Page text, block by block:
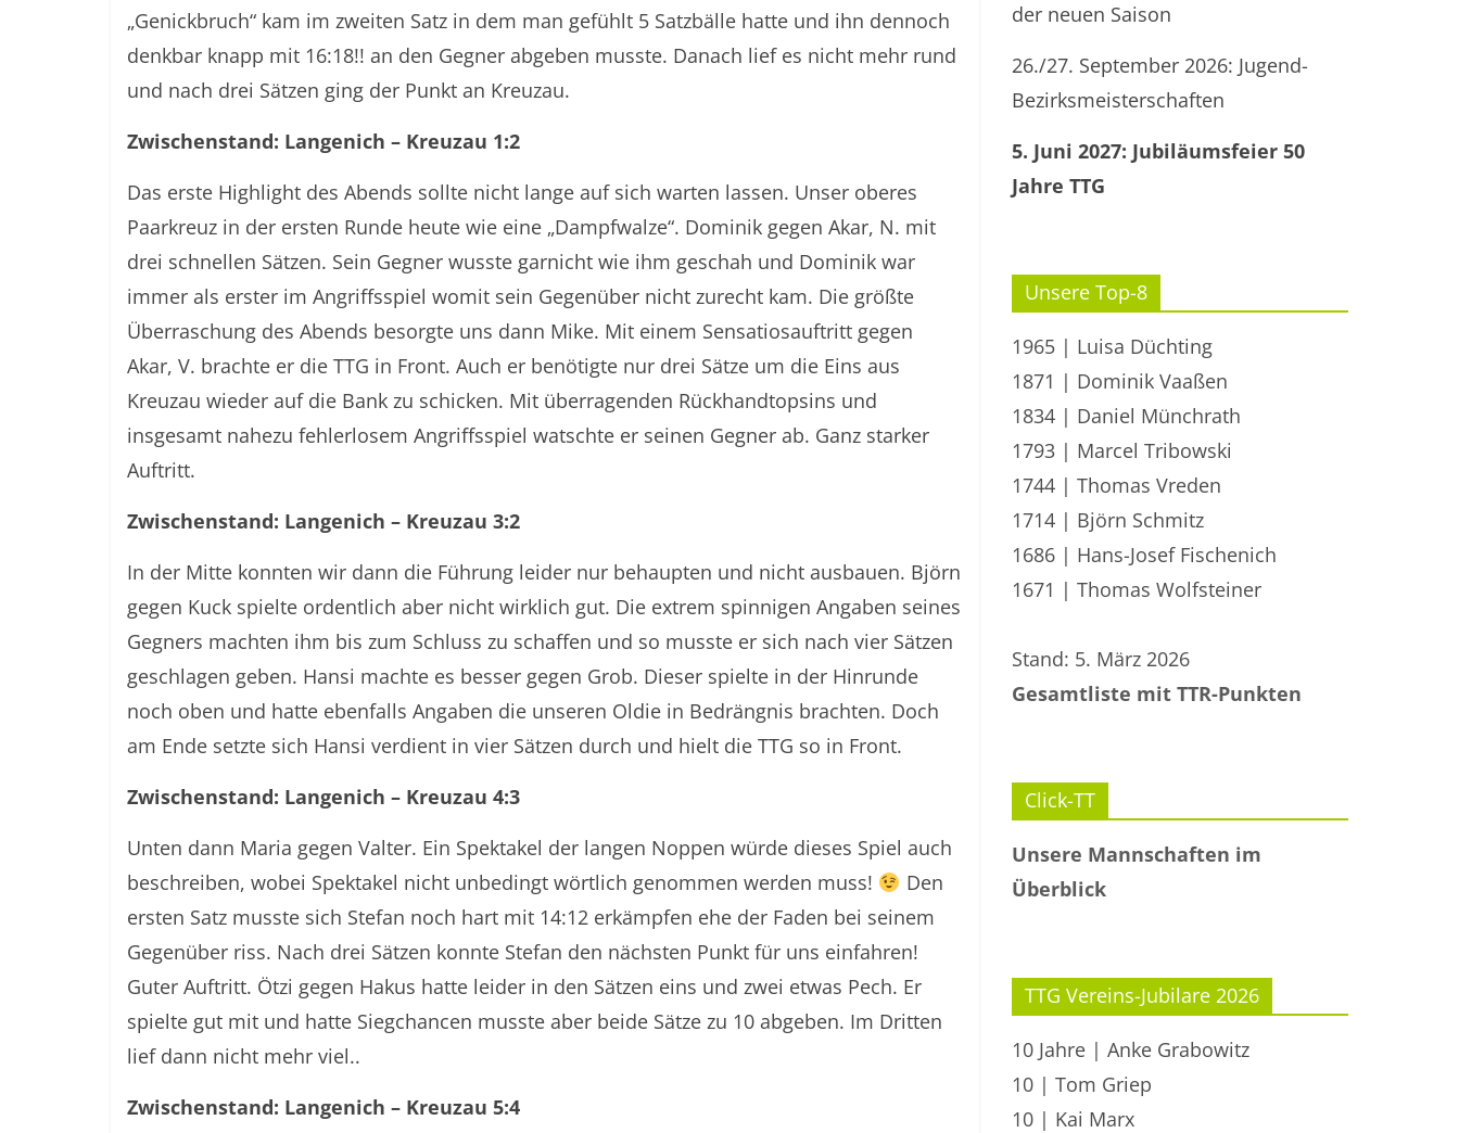
„Genickbruch“ kam im zweiten Satz in dem man gefühlt 5 Satzbälle hatte und ihn dennoch
denkbar knapp mit 16:18!! an den Gegner abgeben musste. Danach lief es nicht mehr rund
und nach drei Sätzen ging der Punkt an Kreuzau.
Zwischenstand: Langenich – Kreuzau 1:2
Das erste Highlight des Abends sollte nicht lange auf sich warten lassen. Unser oberes
Paarkreuz in der ersten Runde heute wie eine „Dampfwalze“. Dominik gegen Akar, N. mit
drei schnellen Sätzen. Sein Gegner wusste garnicht wie ihm geschah und Dominik war
immer als erster im Angriffsspiel womit sein Gegenüber nicht zurecht kam. Die größte
Überraschung des Abends besorgte uns dann Mike. Mit einem Sensatiosauftritt gegen
Akar, V. brachte er die TTG in Front. Auch er benötigte nur drei Sätze um die Eins aus
Kreuzau wieder auf die Bank zu schicken. Mit überragenden Rückhandtopsins und
insgesamt nahezu fehlerlosem Angriffsspiel watschte er seinen Gegner ab. Ganz starker
Auftritt.
Zwischenstand: Langenich – Kreuzau 3:2
In der Mitte konnten wir dann die Führung leider nur behaupten und nicht ausbauen. Björn
gegen Kuck spielte ordentlich aber nicht wirklich gut. Die extrem spinnigen Angaben seines
Gegners machten ihm bis zum Schluss zu schaffen und so musste er sich nach vier Sätzen
geschlagen geben. Hansi machte es besser gegen Grob. Dieser spielte in der Hinrunde
noch oben und hatte ebenfalls Angaben die unseren Oldie in Bedrängnis brachten. Doch
am Ende setzte sich Hansi verdient in vier Sätzen durch und hielt die TTG so in Front.
Zwischenstand: Langenich – Kreuzau 4:3
Unten dann Maria gegen Valter. Ein Spektakel der langen Noppen würde dieses Spiel auch
beschreiben, wobei Spektakel nicht unbedingt wörtlich genommen werden muss!
Den
ersten Satz musste sich Stefan noch hart mit 14:12 erkämpfen ehe der Faden bei seinem
Gegenüber riss. Nach drei Sätzen konnte Stefan den nächsten Punkt für uns einfahren!
Guter Auftritt. Ötzi gegen Hakus hatte leider in den Sätzen eins und zwei etwas Pech. Er
spielte gut mit und hatte Siegchancen musste aber beide Sätze zu 10 abgeben. Im Dritten
lief dann nicht mehr viel..
Zwischenstand: Langenich – Kreuzau 5:4
der neuen Saison
26./27. September 2026: Jugend-
Bezirksmeisterschaften
5. Juni 2027: Jubiläumsfeier 50
Jahre TTG
Unsere Top-8
1965 | Luisa Düchting
1871 | Dominik Vaaßen
1834 | Daniel Münchrath
1793 | Marcel Tribowski
1744 | Thomas Vreden
1714 | Björn Schmitz
1686 | Hans-Josef Fischenich
1671 | Thomas Wolfsteiner
Stand: 5. März 2026
Gesamtliste mit TTR-Punkten
Click-TT
Unsere Mannschaften im
Überblick
TTG Vereins-Jubilare 2026
10 Jahre | Anke Grabowitz
10 | Tom Griep
10 | Kai Marx